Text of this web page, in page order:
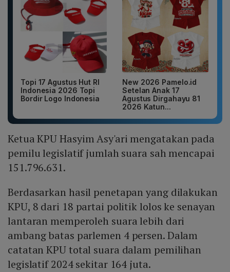
Topi 17 Agustus Hut RI
Indonesia 2026 Topi
Bordir Logo Indonesia
New 2026 Pamelo.id
Setelan Anak 17
Agustus Dirgahayu 81
2026 Katun...
Ketua KPU Hasyim Asy'ari mengatakan pada
pemilu legislatif jumlah suara sah mencapai
151.796.631.
Berdasarkan hasil penetapan yang dilakukan
KPU, 8 dari 18 partai politik lolos ke senayan
lantaran memperoleh suara lebih dari
ambang batas parlemen 4 persen. Dalam
catatan KPU total suara dalam pemilihan
legislatif 2024 sekitar 164 juta.